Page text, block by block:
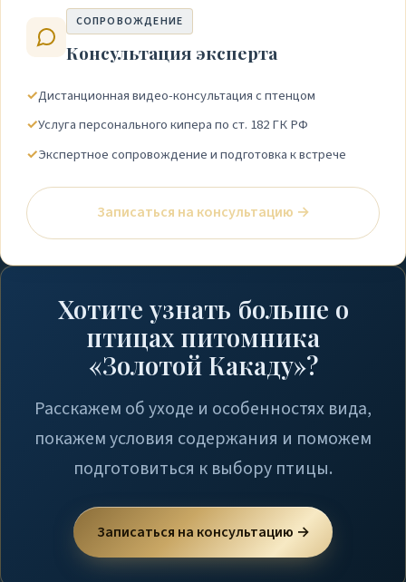
СОПРОВОЖДЕНИЕ
Консультация эксперта
✓Дистанционная видео-консультация с птенцом
✓Услуга персонального кипера по ст. 182 ГК РФ
✓Экспертное сопровождение и подготовка к встрече
Записаться на консультацию →
Хотите узнать больше о
птицах питомника
«Золотой Какаду»?
Расскажем об уходе и особенностях вида,
покажем условия содержания и поможем
подготовиться к выбору птицы.
Записаться на консультацию →